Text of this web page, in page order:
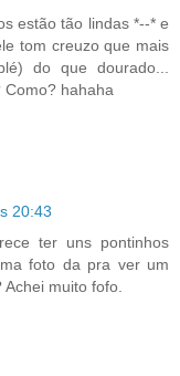
estão tão lindas *--* e
tom creuzo que mais
do que dourado...
Como? hahaha
20:43
ter uns pontinhos
foto da pra ver um
muito fofo.